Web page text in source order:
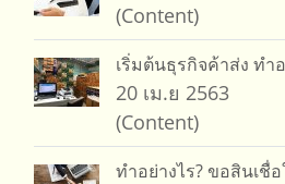
(Content)
เริ่มต้นธุรกิจค้าส่ง ทำ
20 เม.ย 2563
(Content)
ทำอย่างไร? ขอสินเชื่